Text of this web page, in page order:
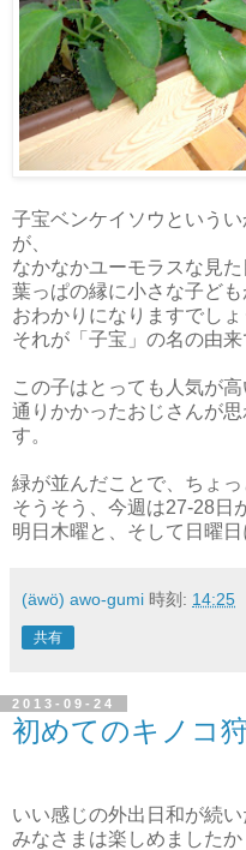
子宝ベンケイソウという
が、
なかなかユーモラスな見た
葉っぱの縁に小さな子ど
おわかりになりますでしょ
それが「子宝」の名の由来
この子はとっても人気が高
通りかかったおじさんが
す。
緑が並んだことで、ちょっ
そうそう、今週は27-28日
明日木曜と、そして日曜
(äwö) awo-gumi 時刻: 14:25
共有
2013-09-24
初めてのキノコ
いい感じの外出日和が続い
みなさまは楽しめましたか